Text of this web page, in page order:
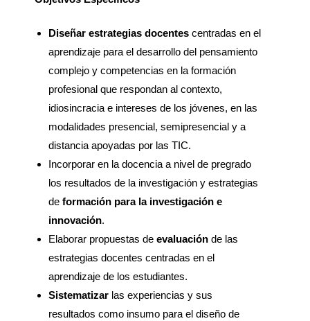
Diseñar estrategias docentes centradas en el
aprendizaje para el desarrollo del pensamiento
complejo y competencias en la formación
profesional que respondan al contexto,
idiosincracia e intereses de los jóvenes, en las
modalidades presencial, semipresencial y a
distancia apoyadas por las TIC.
Incorporar en la docencia a nivel de pregrado
los resultados de la investigación y estrategias
de formación para la investigación e
innovación.
Elaborar propuestas de evaluación de las
estrategias docentes centradas en el
aprendizaje de los estudiantes.
Sistematizar las experiencias y sus
resultados como insumo para el diseño de